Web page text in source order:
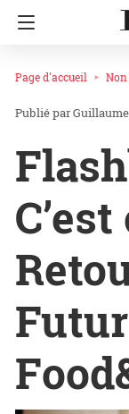
Page d'accueil Non